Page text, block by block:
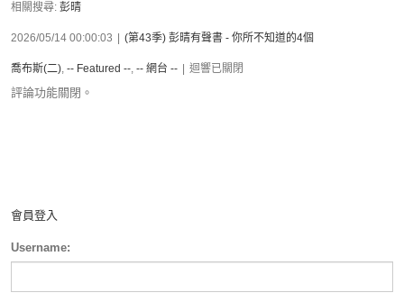
相關搜尋: 彭晴
2026/05/14 00:00:03 (第43季) 彭晴有聲書 - 你所不知道的4個
喬布斯(二), -- Featured --, -- 網台 -- 迴響已關閉
評論功能關閉。
會員登入
Username: